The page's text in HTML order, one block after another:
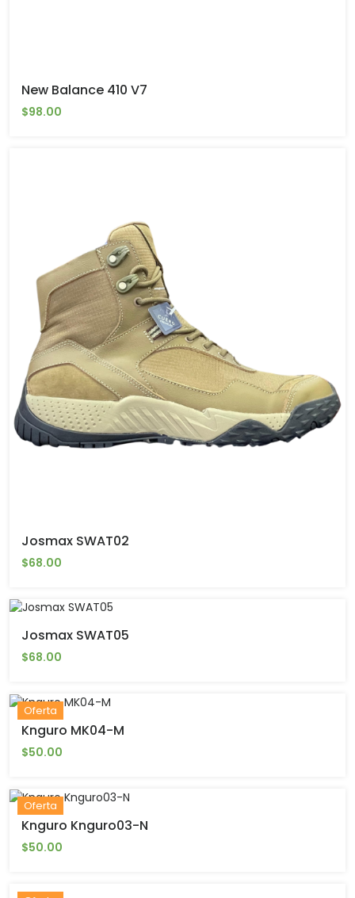
New Balance 410 V7
$98.00
Josmax SWAT02
$68.00
Josmax SWAT05
$68.00
Oferta
Knguro MK04-M
$50.00
Oferta
Knguro Knguro03-N
$50.00